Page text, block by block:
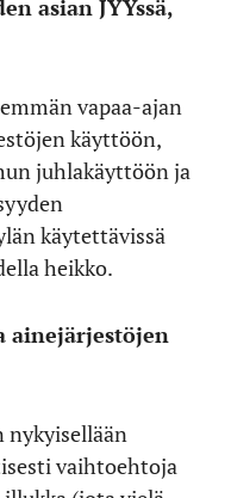
asian JYYssä,
vapaa-ajan
käyttöön,
juhlakäyttöön ja
käytettävissä
heikko.
ainejärjestöjen
vaihtoehtoja